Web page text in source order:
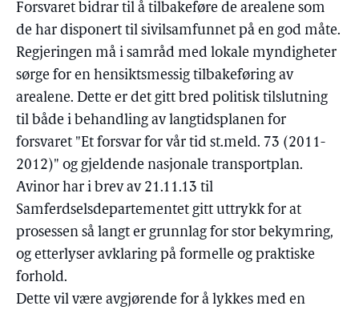
Forsvaret bidrar til å tilbakeføre de arealene som
de har disponert til sivilsamfunnet på en god måte.
Regjeringen må i samråd med lokale myndigheter
sørge for en hensiktsmessig tilbakeføring av
arealene. Dette er det gitt bred politisk tilslutning
til både i behandling av langtidsplanen for
forsvaret "Et forsvar for vår tid st.meld. 73 (2011-
2012)" og gjeldende nasjonale transportplan.
Avinor har i brev av 21.11.13 til
Samferdselsdepartementet gitt uttrykk for at
prosessen så langt er grunnlag for stor bekymring,
og etterlyser avklaring på formelle og praktiske
forhold.
Dette vil være avgjørende for å lykkes med en